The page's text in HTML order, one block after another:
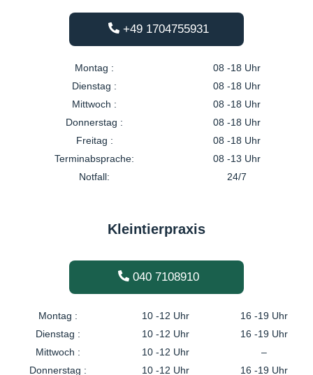
+49 1704755931
Montag :
08 -18 Uhr
Dienstag :
08 -18 Uhr
Mittwoch :
08 -18 Uhr
Donnerstag :
08 -18 Uhr
Freitag :
08 -18 Uhr
Terminabsprache:
08 -13 Uhr
Notfall:
24/7
Kleintierpraxis
040 7108910
Montag : 10 -12 Uhr
16 -19 Uhr
Dienstag :
10 -12 Uhr
16 -19 Uhr
Mittwoch :
10 -12 Uhr
–
Donnerstag :
10 -12 Uhr 16 -19 Uhr